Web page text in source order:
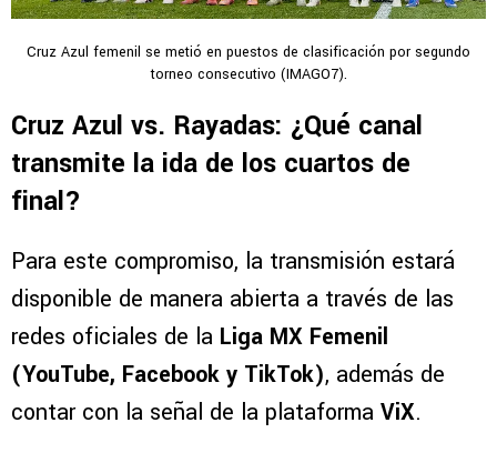
Cruz Azul femenil se metió en puestos de clasificación por segundo
torneo consecutivo (IMAGO7).
Cruz Azul vs. Rayadas: ¿Qué canal
transmite la ida de los cuartos de
final?
Para este compromiso, la transmisión estará
disponible de manera abierta a través de las
redes oficiales de la Liga MX Femenil
(YouTube, Facebook y TikTok), además de
contar con la señal de la plataforma ViX.